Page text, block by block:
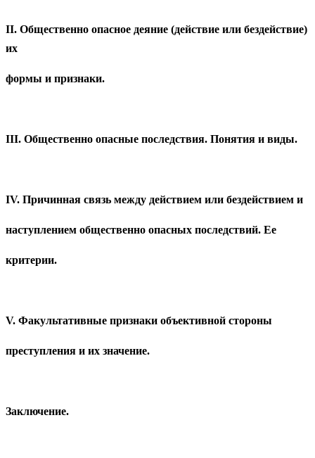
II. Общественно опасное деяние (действие или бездействие)
их
формы и признаки.
III. Общественно опасные последствия. Понятия и виды.
IV. Причинная связь между действием или бездействием и
наступлением общественно опасных последствий. Ее
критерии.
V. Факультативные признаки объективной стороны
преступления и их значение.
Заключение.